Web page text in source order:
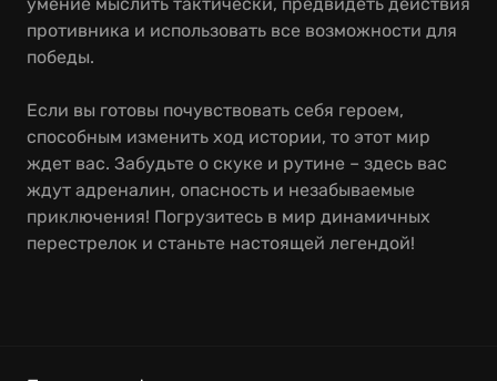
противника и использовать все возможности для
победы.
Если вы готовы почувствовать себя героем,
способным изменить ход истории, то этот мир
ждет вас. Забудьте о скуке и рутине – здесь вас
ждут адреналин, опасность и незабываемые
приключения! Погрузитесь в мир динамичных
перестрелок и станьте настоящей легендой!